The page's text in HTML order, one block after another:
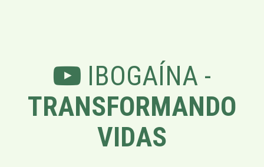
IBOGAÍNA -
TRANSFORMANDO
VIDAS